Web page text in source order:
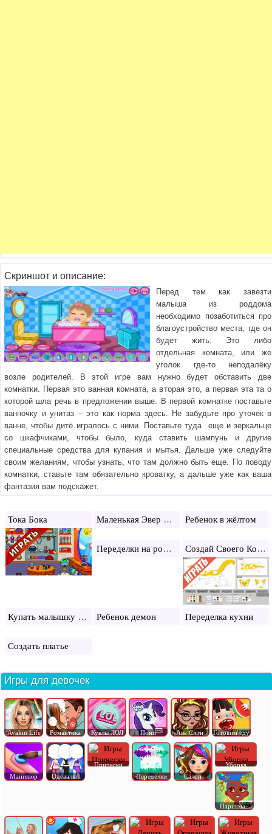
Скриншот и описание:
Перед тем как завезти
малыша из роддома
необходимо позаботиться про
благоустройство места, где он
будет жить. Это либо
отдельная комната, или же
уголок где-то неподалёку
возле родителей. В этой игре вам нужно будет обставить две
комнатки. Первая это ванная комната, а вторая это, а первая эта та о
которой шла речь в предложении выше. В первой комнатке поставьте
ванночку и унитаз – это как норма здесь. Не забудьте про уточек в
ванне, чтобы дитё игралось с ними. Поставьте туда еще и зеркальце
со шкафчиками, чтобы было, куда ставить шампунь и другие
специальные средства для купания и мытья. Дальше уже следуйте
своим желаниям, чтобы узнать, что там должно быть еще. По поводу
комнатки, ставьте там обязательно кроватку, а дальше уже как ваша
фантазия вам подскажет.
Тока Бока Маленькая Эвер Афтер Хай Ребенок в жёлтом
Переделки на рождество Создай Своего Кота Воителя
Купать малышку Леди Баг Ребенок демон Переделка кухни
Создать платье
Игры для девочек
Avakin Life Романтика Куклы ЛОЛ Пони Ава Сити Готовим еду
Маникюр Одевалки
Прически
Переделки
Салон
Уборка
Парикма..